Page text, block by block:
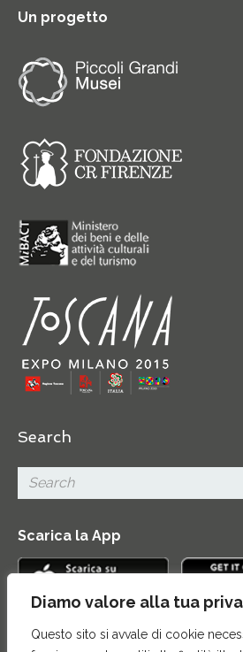
Diamo valore alla tua
Questo sito si avvale di cookie
Un progetto
Search
Scarica la App
Contatti|Area Stampa|Mappa